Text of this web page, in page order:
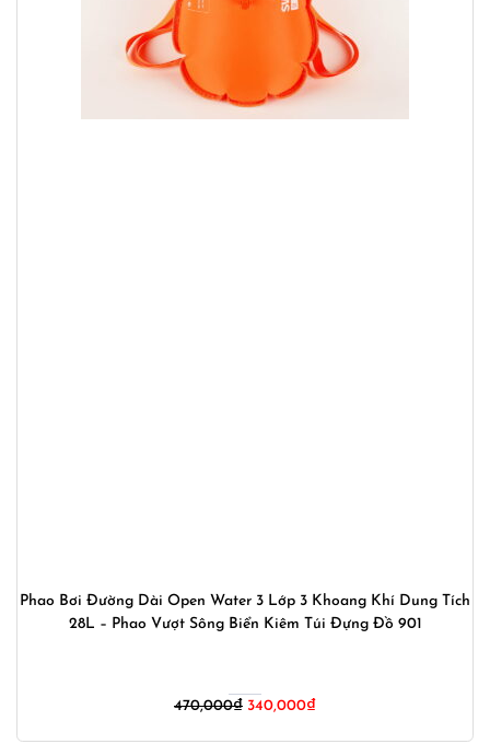
Phao Bơi Đường Dài Open Water 3 Lớp 3 Khoang Khí Dung Tích
28L – Phao Vượt Sông Biển Kiêm Túi Đựng Đồ 901
470,000₫ Giá
340,000₫Giá